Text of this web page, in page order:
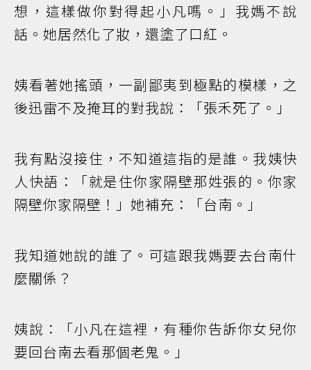
想，這樣做你對得起小凡嗎。」我媽不說
話。她居然化了妝，還塗了口紅。
姨看著她搖頭，一副鄙夷到極點的模樣，之
後迅雷不及掩耳的對我說：「張禾死了。」
我有點沒接住，不知道這指的是誰。我姨快
人快語：「就是住你家隔壁那姓張的。你家
隔壁你家隔壁！」她補充：「台南。」
我知道她說的誰了。可這跟我媽要去台南什
麼關係？
姨說：「小凡在這裡，有種你告訴你女兒你
要回台南去看那個老鬼。」